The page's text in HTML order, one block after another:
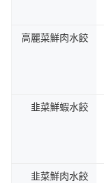
高麗菜鮮肉水餃
韭菜鮮蝦水餃
韭菜鮮肉水餃